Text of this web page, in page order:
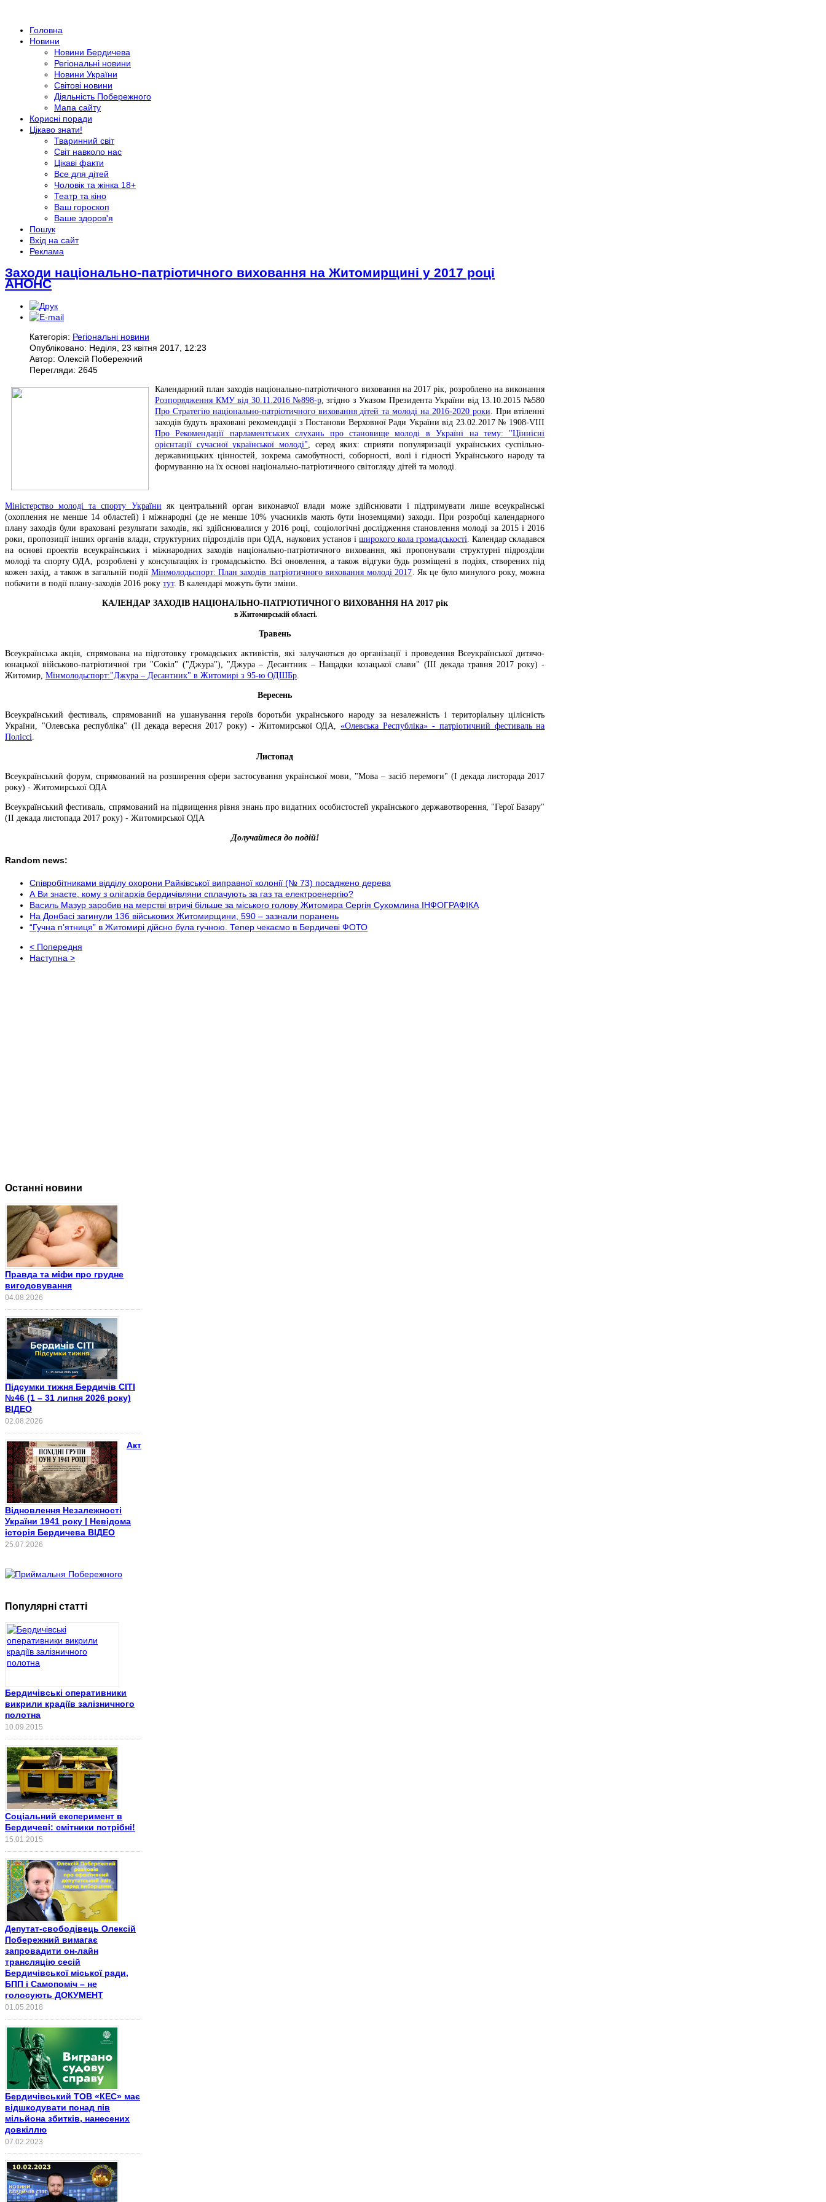
Головна
Новини
Новини Бердичева
Регіональні новини
Новини України
Світові новини
Діяльність Побережного
Мапа сайту
Корисні поради
Цікаво знати!
Тваринний світ
Світ навколо нас
Цікаві факти
Все для дітей
Чоловік та жінка 18+
Театр та кіно
Ваш гороскоп
Ваше здоров'я
Пошук
Вхід на сайт
Реклама
Заходи національно-патріотичного виховання на Житомирщині у 2017 році
АНОНС
Категорія: Регіональні новини
Опубліковано: Неділя, 23 квітня 2017, 12:23
Автор: Олексій Побережний
Перегляди: 2645
Календарний план заходів національно-патріотичного виховання на 2017 рік, розроблено на виконання
Розпорядження КМУ від 30.11.2016 №898-р, згідно з Указом Президента України від 13.10.2015 №580
Про Стратегію національно-патріотичного виховання дітей та молоді на 2016-2020 роки . При втіленні
заходів будуть враховані рекомендації з Постанови Верховної Ради України від 23.02.2017 № 1908-VIII
Про Рекомендації парламентських слухань про становище молоді в Україні на тему: "Ціннісні
орієнтації сучасної української молоді" , серед яких: сприяти популяризації українських суспільно-
державницьких цінностей, зокрема самобутності, соборності, волі і гідності Українського народу та
формуванню на їх основі національно-патріотичного світогляду дітей та молоді.
Мiнiстерство молоді та спорту України як центральний орган виконавчої влади може здійснювати і підтримувати лише всеукраїнські
(охоплення не менше 14 областей) і міжнародні (де не менше 10% учасників мають бути іноземцями) заходи. При розробці календарного
плану заходів були враховані результати заходів, які здійснювалися у 2016 році, соціологічні дослідження становлення молоді за 2015 і 2016
роки, пропозиції інших органів влади, структурних підрозділів при ОДА, наукових установ іширокого кола громадськості . Календар складався
на основі проектів всеукраїнських і міжнародних заходів національно-патріотичного виховання, які пропонували структурні підрозділи
молоді та спорту ОДА, розроблені у консультаціях із громадськістю. Всі оновлення, а також відгуки будь розміщені в подіях, створених під
кожен захід, а також в загальній події Мінмолодьспорт: План заходів патріотичного виховання молоді 2017 . Як це було минулого року, можна
побачити в події плану-заходів 2016 року тут. В календарі можуть бути зміни.
КАЛЕНДАР ЗАХОДІВ НАЦІОНАЛЬНО-ПАТРІОТИЧНОГО ВИХОВАННЯ НА 2017 рік
в Житомирській області.
Травень
Всеукраїнська акція, спрямована на підготовку громадських активістів, які залучаються до організації і проведення Всеукраїнської дитячо-
юнацької військово-патріотичної гри "Сокіл" ("Джура"), "Джура – Десантник – Нащадки козацької слави" (ІІІ декада травня 2017 року) -
Житомир, Мінмолодьспорт:"Джура – Десантник" в Житомирі з 95-ю ОДШБр
Вересень
Всеукраїнський фестиваль, спрямований на ушанування героїв боротьби українського народу за незалежність і територіальну цілісність
України, "Олевська республіка" (II декада вересня 2017 року) - Житомирської ОДА,«Олевська Республіка» - патріотичний фестиваль на
Поліссі
Листопад
Всеукраїнський форум, спрямований на розширення сфери застосування української мови, "Мова – засіб перемоги" (І декада листорада 2017
року) - Житомирської ОДА
Всеукраїнський фестиваль, спрямований на підвищення рівня знань про видатних особистостей українського державотворення, "Герої Базару"
(II декада листопада 2017 року) - Житомирської ОДА
Долучайтеся до подій!
Random news:
Співробітниками відділу охорони Райківської виправної колонії (№ 73) посаджено дерева
А Ви знаєте, кому з олігархів бердичівляни сплачують за газ та електроенергію?
Василь Мазур заробив на мерстві втричі більше за міського голову Житомира Сергія Сухомлина ІНФОГРАФІКА
На Донбасі загинули 136 військових Житомирщини, 590 – зазнали поранень
“Гучна п’ятниця” в Житомирі дійсно була гучною. Тепер чекаємо в Бердичеві ФОТО
< Попередня
Наступна >
Останні новини
Правда та міфи про грудне
вигодовування
04.08.2026
Підсумки тижня Бердичів СІТІ
№46 (1 – 31 липня 2026 року)
ВІДЕО
02.08.2026
Акт
Відновлення Незалежності
України 1941 року | Невідома
історія Бердичева ВІДЕО
25.07.2026
Популярні статті
Бердичівські оперативники
викрили крадіїв залізничного
полотна
10.09.2015
Соціальний експеримент в
Бердичеві: смітники потрібні!
15.01.2015
Депутат-свободівець Олексій
Побережний вимагає
запровадити он-лайн
трансляцію сесій
Бердичівської міської ради,
БПП і Самопоміч – не
голосують ДОКУМЕНТ
01.05.2018
Бердичівський ТОВ «КЕС» має
відшкодувати понад пів
мільйона збитків, нанесених
довкіллю
07.02.2023